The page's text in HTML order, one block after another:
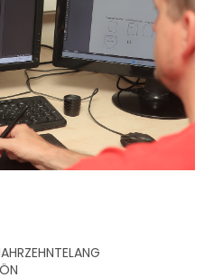
e
n
t
e
d
e
r
L
e